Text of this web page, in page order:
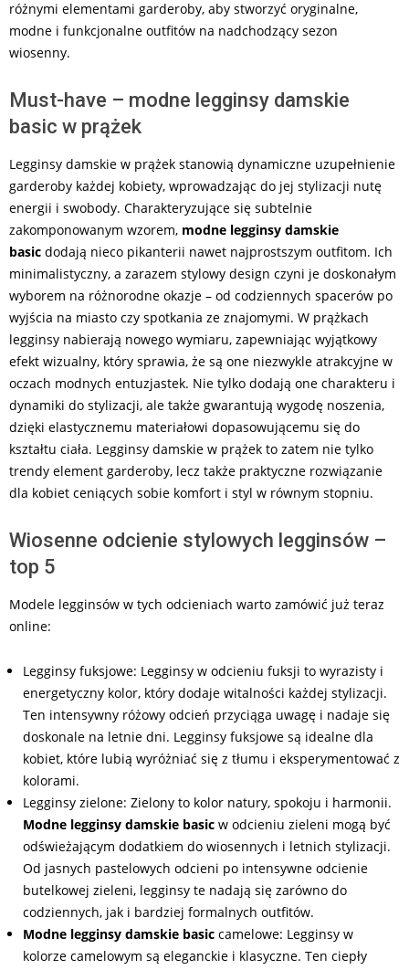
różnymi elementami garderoby, aby stworzyć oryginalne,
modne i funkcjonalne outfitów na nadchodzący sezon
wiosenny.
Must-have – modne legginsy damskie
basic w prążek
Legginsy damskie w prążek stanowią dynamiczne uzupełnienie
garderoby każdej kobiety, wprowadzając do jej stylizacji nutę
energii i swobody. Charakteryzujące się subtelnie
zakomponowanym wzorem, modne legginsy damskie
basic dodają nieco pikanterii nawet najprostszym outfitom. Ich
minimalistyczny, a zarazem stylowy design czyni je doskonałym
wyborem na różnorodne okazje – od codziennych spacerów po
wyjścia na miasto czy spotkania ze znajomymi. W prążkach
legginsy nabierają nowego wymiaru, zapewniając wyjątkowy
efekt wizualny, który sprawia, że są one niezwykle atrakcyjne w
oczach modnych entuzjastek. Nie tylko dodają one charakteru i
dynamiki do stylizacji, ale także gwarantują wygodę noszenia,
dzięki elastycznemu materiałowi dopasowującemu się do
kształtu ciała. Legginsy damskie w prążek to zatem nie tylko
trendy element garderoby, lecz także praktyczne rozwiązanie
dla kobiet ceniących sobie komfort i styl w równym stopniu.
Wiosenne odcienie stylowych legginsów –
top 5
Modele legginsów w tych odcieniach warto zamówić już teraz
online:
Legginsy fuksjowe: Legginsy w odcieniu fuksji to wyrazisty i
energetyczny kolor, który dodaje witalności każdej stylizacji.
Ten intensywny różowy odcień przyciąga uwagę i nadaje się
doskonale na letnie dni. Legginsy fuksjowe są idealne dla
kobiet, które lubią wyróżniać się z tłumu i eksperymentować z
kolorami.
Legginsy zielone: Zielony to kolor natury, spokoju i harmonii.
Modne legginsy damskie basic w odcieniu zieleni mogą być
odświeżającym dodatkiem do wiosennych i letnich stylizacji.
Od jasnych pastelowych odcieni po intensywne odcienie
butelkowej zieleni, legginsy te nadają się zarówno do
codziennych, jak i bardziej formalnych outfitów.
Modne legginsy damskie basic camelowe: Legginsy w
kolorze camelowym są eleganckie i klasyczne. Ten ciepły